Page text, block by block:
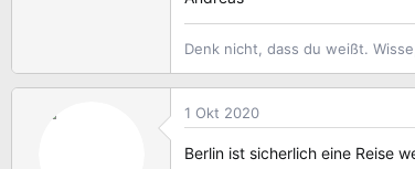
Denk nicht, dass du weißt.
1 Okt 2020
Berlin ist sicherlich eine Reise